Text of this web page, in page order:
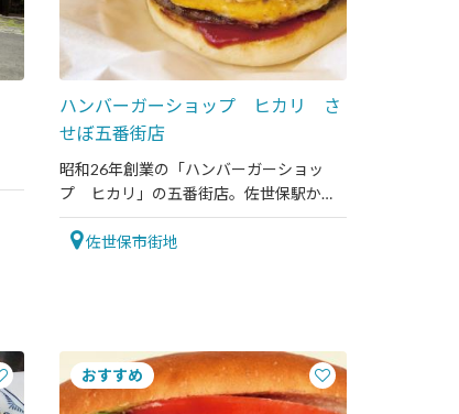
ハンバーガーショップ ヒカリ さ
せぼ五番街店
昭和26年創業の「ハンバーガーショッ
プ ヒカリ」の五番街店。佐世保駅から
も近いので、ぜひお立ち寄りください。
佐世保市街地